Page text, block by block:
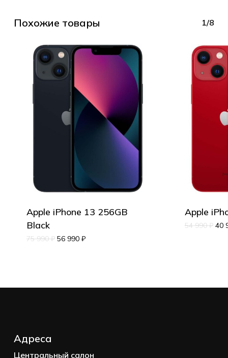
Корзина пуста.
Go to shop
Похожие товары 1/8
Apple iPhone 13 256GB
Black
75 990₽ 56 990 ₽
Apple
54 990₽ 40
Адреса
Центральный салон